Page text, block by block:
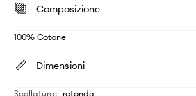
Composizione
100% Cotone
Dimensioni
Scollatura: rotonda